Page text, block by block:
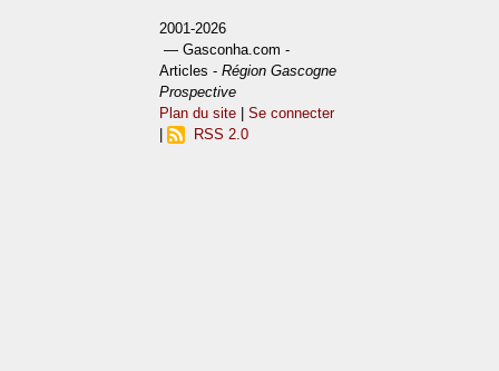
2001-2026
— Gasconha.com -
Articles -Région Gascogne
Prospective
Plan du site |Se connecter
RSS 2.0